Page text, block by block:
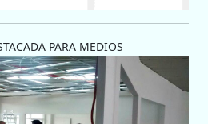
PARA MEDIOS